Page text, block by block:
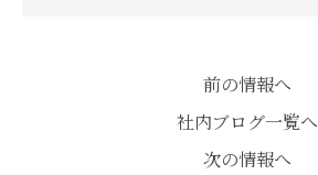
前の情報へ
社内ブログ一覧へ
次の情報へ